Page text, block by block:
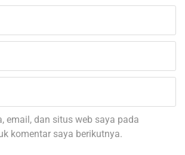
email, dan situs web saya pada
komentar saya berikutnya.